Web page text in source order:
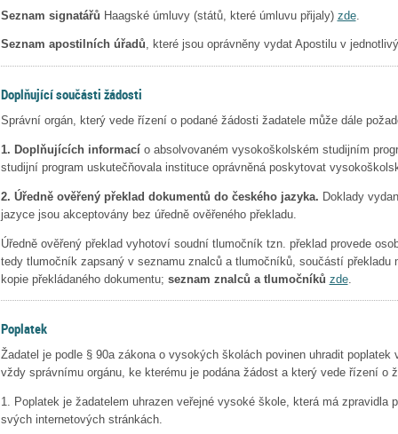
Seznam signatářů Haagské úmluvy (států, které úmluvu přijaly) zde.
Seznam apostilních úřadů, které jsou oprávněny vydat Apostilu v
Doplňující součásti žádosti
Správní orgán, který vede řízení o podané žádosti žadatele může dále
1. Doplňujících informací o absolvovaném vysokoškolském studijním
studijní program uskutečňovala instituce oprávněná poskytovat
2. Úředně ověřený překlad dokumentů do českého jazyka. Doklady
jazyce jsou akceptovány bez úředně ověřeného překladu.
Úředně ověřený překlad vyhotoví soudní tlumočník tzn. překlad provede
tedy tlumočník zapsaný v seznamu znalců a tlumočníků, součástí překladu
kopie překládaného dokumentu; seznam znalců a tlumočníků zde.
Poplatek
Žadatel je podle § 90a zákona o vysokých školách povinen uhradit
vždy správnímu orgánu, ke kterému je podána žádost a který vede řízení o
1. Poplatek je žadatelem uhrazen veřejné vysoké škole, která má zpravidla
svých internetových stránkách.